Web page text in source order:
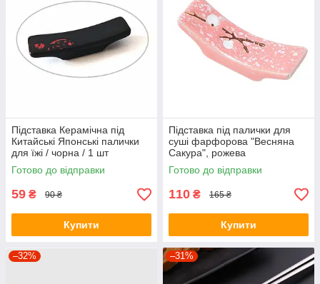
Підставка Керамічна під
Китайські Японські палички
для їжі / чорна / 1 шт
Готово до відправки
59 ₴ 90 ₴
Купити
Підставка під палички для
суші фарфорова "Весняна
Сакура", рожева
Готово до відправки
110 ₴ 165 ₴
Купити
–32% –31%